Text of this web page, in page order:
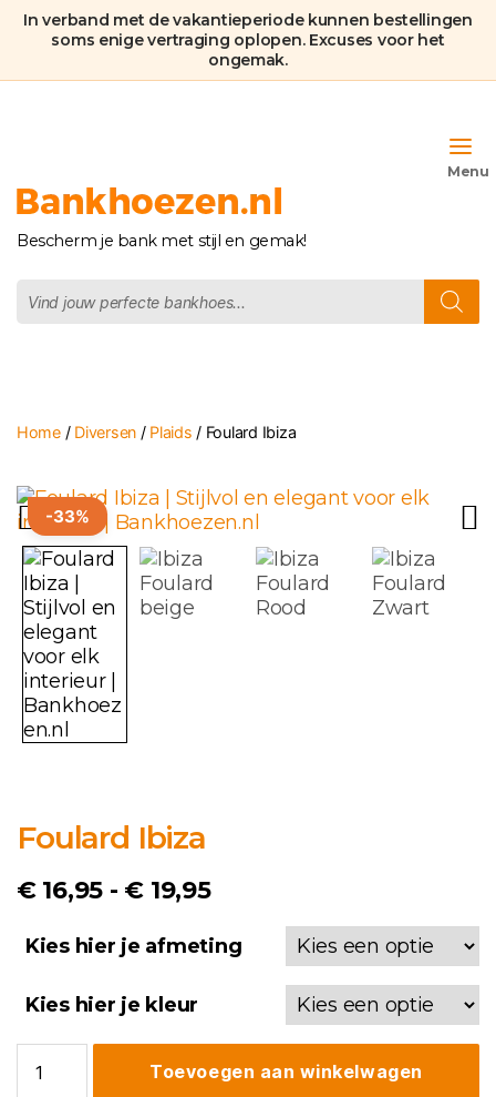
In verband met de vakantieperiode kunnen bestellingen
soms enige vertraging oplopen. Excuses voor het
ongemak.
Bankhoezen.nl
Bescherm je bank met stijl en gemak!
zoeken
Home/ Diversen/ Plaids / Foulard Ibiza
-33%
Foulard Ibiza
€16,95 - € 19,95Prijsklasse:
€ 16,95
tot
Kies hier je afmeting
Kies hier je kleur
Ibiza
Toevoegen aan winkelwagen